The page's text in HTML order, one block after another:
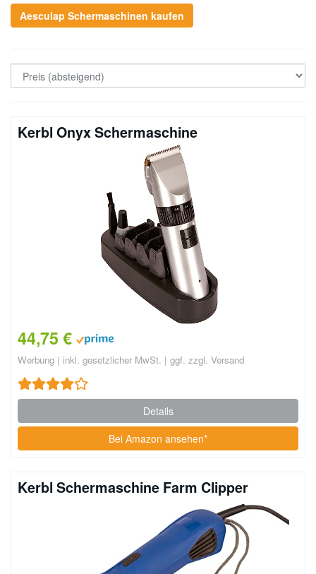
Aesculap Schermaschinen kaufen
Kerbl Onyx Schermaschine
44,75 €
Werbung | inkl. gesetzlicher MwSt. | ggf. zzgl. Versand
Details
Bei Amazon ansehen*
Kerbl Schermaschine Farm Clipper